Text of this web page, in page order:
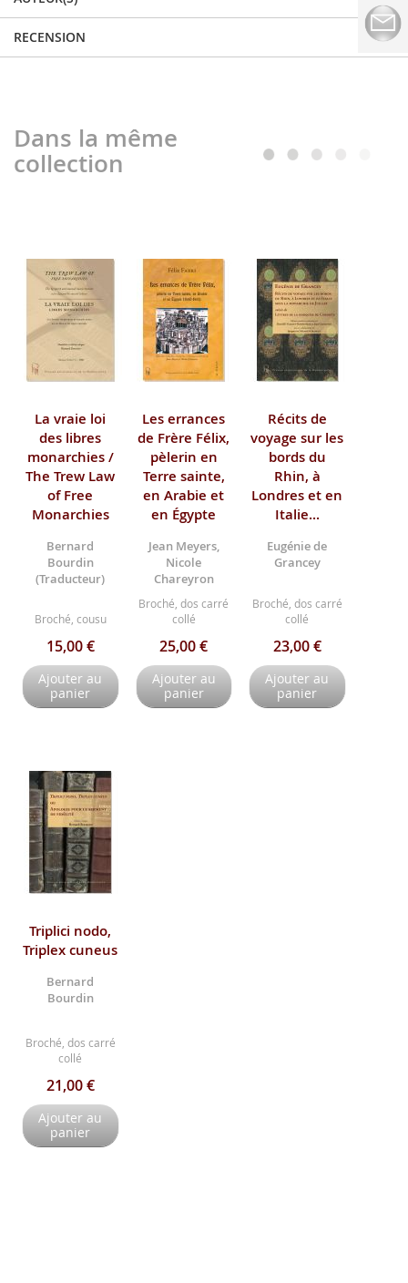
RECENSION
Dans la même
collection
La vraie loi
des libres
monarchies /
The Trew Law
of Free
Monarchies
Bernard
Bourdin
(Traducteur)
Broché, cousu
15,00 €
Ajouter au
panier
Les errances
de Frère Félix,
pèlerin en
Terre sainte,
en Arabie et
en Égypte
Jean Meyers,
Nicole
Chareyron
Broché, dos carré
collé
25,00 €
Ajouter au
panier
Récits de
voyage sur les
bords du
Rhin, à
Londres et en
Italie...
Eugénie de
Grancey
Broché, dos carré
collé
23,00 €
Ajouter au
panier
Triplici nodo,
Triplex cuneus
Bernard
Bourdin
Broché, dos carré
collé
21,00 €
Ajouter au
panier